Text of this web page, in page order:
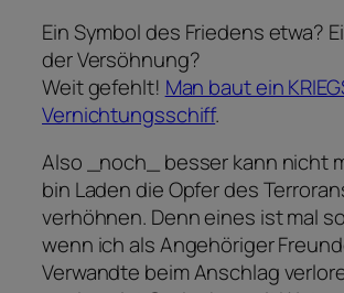
Ein Symbol des Friedens etwa?
der Versöhnung?
Weit gefehlt! Man baut ein
Vernichtungsschiff.
Also _noch_ besser kann nicht
bin Laden die Opfer des
verhöhnen. Denn eines ist mal
wenn ich als Angehöriger
Verwandte beim Anschlag